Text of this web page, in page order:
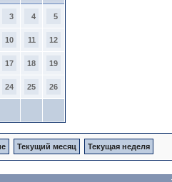
3 4 5
10 11 12
17 18 19
24 25 26
Текущий месяц Текущая неделя